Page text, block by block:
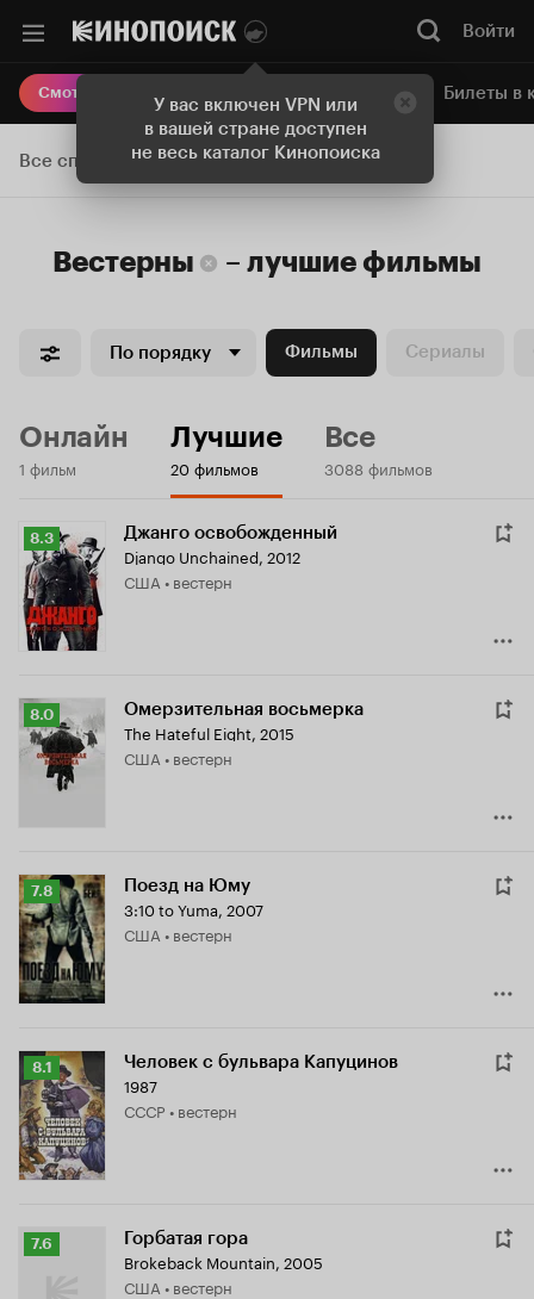
У вас включен VPN или
в вашей стране доступен
не весь каталог Кинопоиска
Войти
Смотреть кино Онлайн-кинотеатр Билеты в
Все списки
Вестерны – лучшиефильмы
По порядку Фильмы Сериалы
Онлайн
1 фильм
Лучшие
20 фильмов
Все
3088 фильмов
Рейтинг
Кинопоиска
8.3
8.3 Джанго освобожденный
Django Unchained, 2012
США • вестерн
Рейтинг
Кинопоиска
8.0
8.0 Омерзительная восьмерка
The Hateful Eight, 2015
США • вестерн
Рейтинг
Кинопоиска
7.8
7.8 Поезд на Юму
3:10 to Yuma, 2007
США • вестерн
Рейтинг
Кинопоиска
8.1
8.1 Человек с бульвара Капуцинов
1987
СССР • вестерн
Рейтинг
7.6 Горбатая гора
Brokeback Mountain, 2005
США • вестерн